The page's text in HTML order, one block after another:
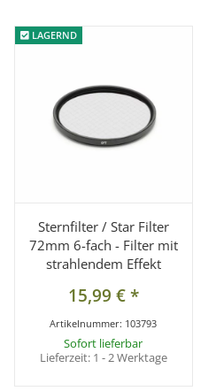
LAGERND
LAGERND
Sternfilter / Star Filter
72mm 6-fach - Filter mit
strahlendem Effekt
15,99 €*
Artikelnummer: 103793
Sofort lieferbar
Lieferzeit: 1 - 2 Werktage